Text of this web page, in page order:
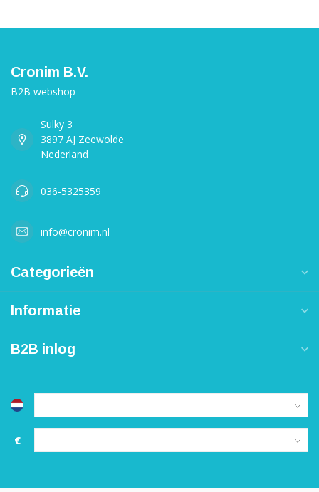
Cronim B.V.
B2B webshop
Sulky 3
3897 AJ Zeewolde
Nederland
036-5325359
info@cronim.nl
Categorieën
Informatie
B2B inlog
€